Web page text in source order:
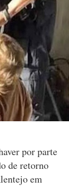
por parte
de retorno
em